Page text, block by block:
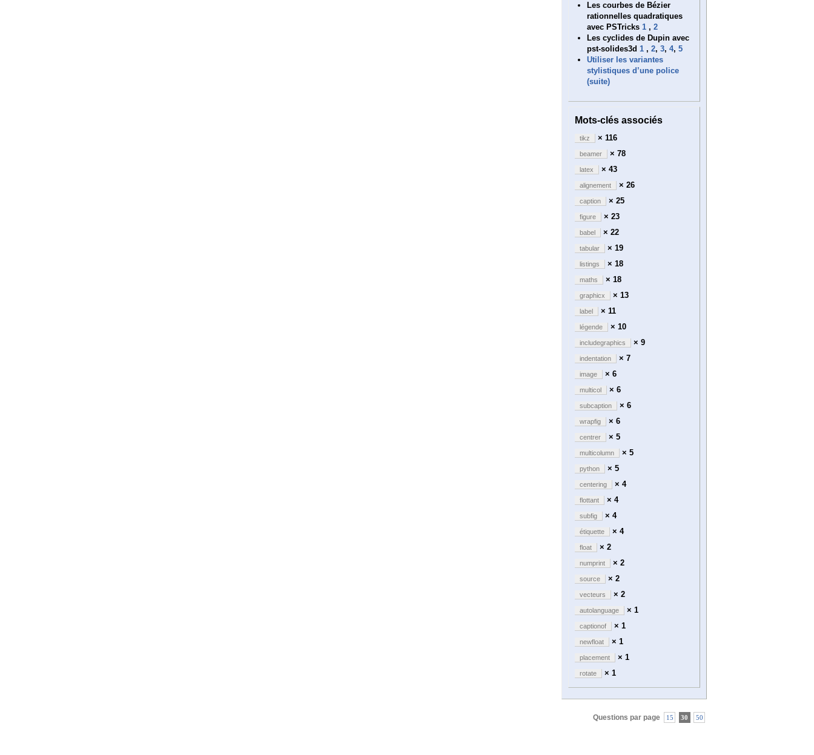
Les courbes de Bézier
rationnelles quadratiques
avec PSTricks 1 , 2
Les cyclides de Dupin avec
pst-solides3d 1 , 2, 3, 4, 5
Utiliser les variantes
stylistiques d’une police
(suite)
Mots-clés associés
tikz × 116
beamer × 78
latex × 43
alignement × 26
caption × 25
figure × 23
babel × 22
tabular × 19
listings × 18
maths × 18
graphicx × 13
label × 11
légende × 10
includegraphics × 9
indentation × 7
image × 6
multicol × 6
subcaption × 6
wrapfig × 6
centrer × 5
multicolumn × 5
python × 5
centering × 4
flottant × 4
subfig × 4
étiquette × 4
float × 2
numprint × 2
source × 2
vecteurs × 2
autolanguage × 1
captionof × 1
newfloat × 1
placement × 1
rotate × 1
Questions par page 15 30 50